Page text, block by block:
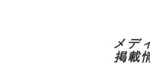
メデ
掲載